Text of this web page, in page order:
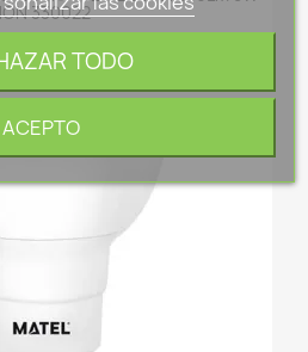
330022
TODO
ACEPTO